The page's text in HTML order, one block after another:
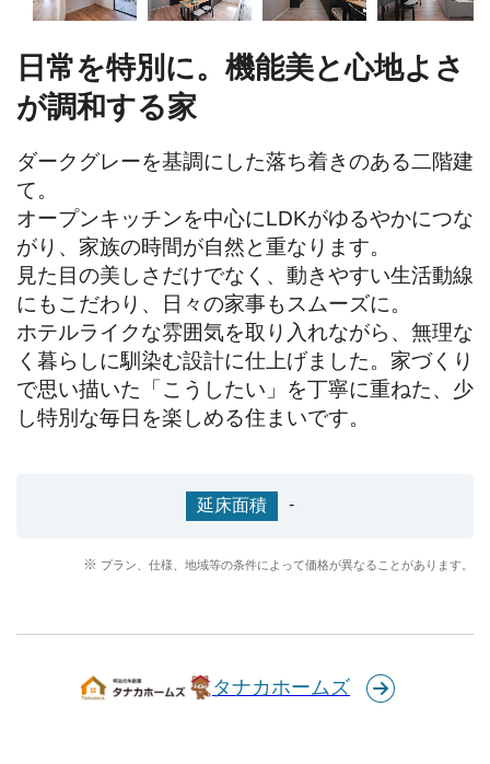
日常を特別に。機能美と心地よさ
が調和する家
ダークグレーを基調にした落ち着きのある二階建
て。
オープンキッチンを中心にLDKがゆるやかにつな
がり、家族の時間が自然と重なります。
見た目の美しさだけでなく、動きやすい生活動線
にもこだわり、日々の家事もスムーズに。
ホテルライクな雰囲気を取り入れながら、無理な
く暮らしに馴染む設計に仕上げました。家づくり
で思い描いた「こうしたい」を丁寧に重ねた、少
し特別な毎日を楽しめる住まいです。
延床面積 -
プラン、仕様、地域等の条件によって価格が異なることがあります。
タナカホームズ